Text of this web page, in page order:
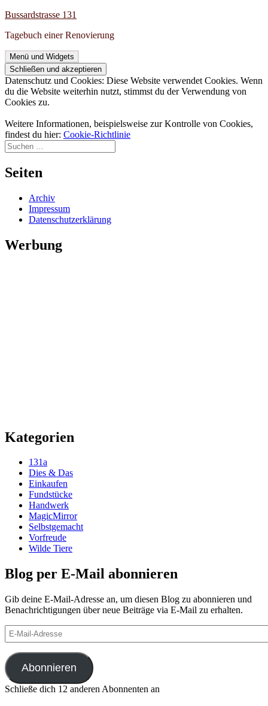
Zum
springen
Bussardstrasse 131
Tagebuch einer Renovierung
Menü und Widgets
Datenschutz und Cookies: Diese Website verwendet Cookies. Wenn
du die Website weiterhin nutzt, stimmst du der Verwendung von
Cookies zu.
Weitere Informationen, beispielsweise zur Kontrolle von Cookies,
findest du hier: Cookie-Richtlinie
Suchen
nach:
Seiten
Archiv
Impressum
Datenschutzerklärung
Werbung
Kategorien
131a
Dies & Das
Einkaufen
Fundstücke
Handwerk
MagicMirror
Selbstgemacht
Vorfreude
Wilde Tiere
Blog per E-Mail abonnieren
Gib deine E-Mail-Adresse an, um diesen Blog zu abonnieren und
Benachrichtigungen über neue Beiträge via E-Mail zu erhalten.
E-
Mail-
Adresse
Abonnieren
Schließe dich 12 anderen Abonnenten an